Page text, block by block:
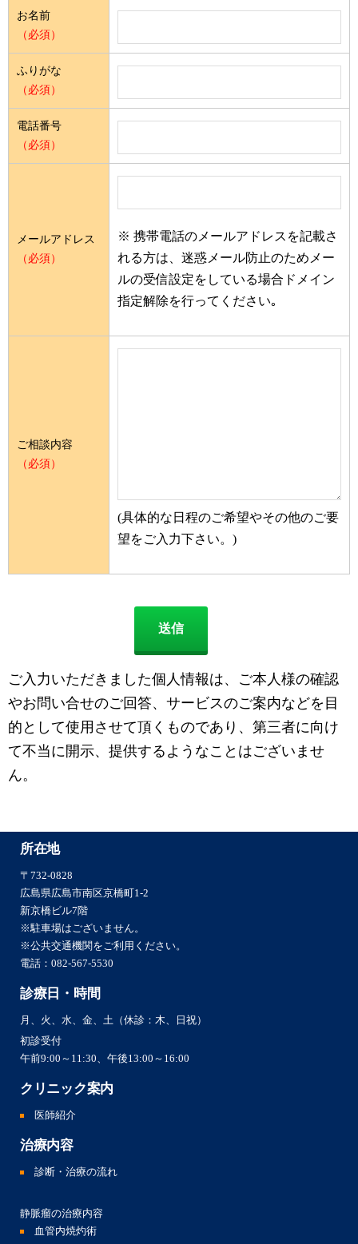
お名前
（必須）
ふりがな
（必須）
電話番号
（必須）
メールアドレス
（必須）
※ 携帯電話のメールアドレスを記載さ
れる方は、迷惑メール防止のためメー
ルの受信設定をしている場合ドメイン
指定解除を行ってください｡
ご相談内容
（必須）
(具体的な日程のご希望やその他のご要
望をご入力下さい。)
ご入力いただきました個人情報は、ご本人様の確認
やお問い合せのご回答、サービスのご案内などを目
的として使用させて頂くものであり、第三者に向け
て不当に開示、提供するようなことはございませ
ん。
所在地
〒732-0828
広島県広島市南区京橋町1-2
新京橋ビル7階
※駐車場はございません。
※公共交通機関をご利用ください。
電話： 082-567-5530
診療日・時間
月、火、水、金、土（休診：木、日祝）
初診受付
午前9:00～11:30、午後13:00～16:00
クリニック案内
医師紹介
治療内容
診断・治療の流れ
静脈瘤の治療内容
血管内焼灼術